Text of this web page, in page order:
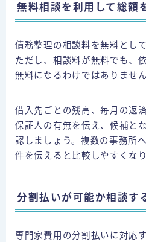
無料相談を利用して総額
債務整理の相談料を無料とし
ただし、相談料が無料でも、
無料になるわけではありません
借入先ごとの残高、毎月の返
保証人の有無を伝え、候補と
認しましょう。複数の事務所
件を伝えると比較しやすくなり
分割払いが可能か相談す
専門家費用の分割払いに対応